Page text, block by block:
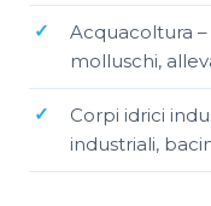
Acquacoltura
molluschi,
Corpi idrici
industriali,